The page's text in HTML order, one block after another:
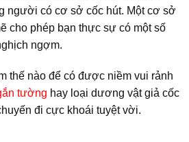
người có cơ sở cốc hút. Một cơ sở
cho phép bạn thực sự có một số
ngợm.
thế nào để có được niềm vui rảnh
tường hay loại dương vật giả cốc
đi cực khoái tuyệt vời.